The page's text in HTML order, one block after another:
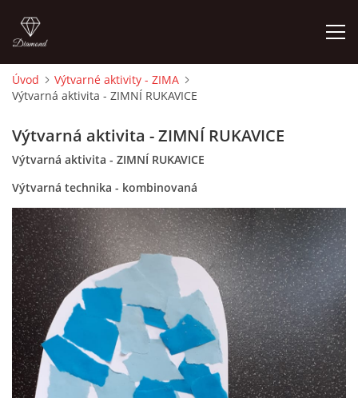
ÚVOD
O MĚ
FOTOALBUM
DĚJINY VÝTVARNÉHO UMĚNÍ
NOVINKY ZE ŠKOLSTVÍ 2025
ROČNÍ PLÁN - INSPIRACE /DLE NOVÉHO RVP PV 2025
VZDĚLÁVACÍ BLOK ZÁŘÍ
Úvod
Výtvarné aktivity - ZIMA
Výtvarná aktivita - ZIMNÍ RUKAVICE
Výtvarná aktivita - ZIMNÍ RUKAVICE
Výtvarná aktivita - ZIMNÍ RUKAVICE
Výtvarná technika - kombinovaná